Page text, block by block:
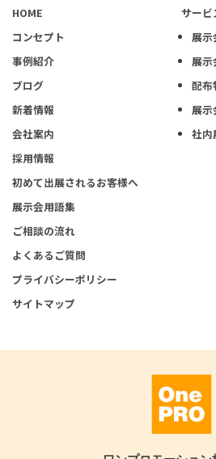
HOME
コンセプト
事例紹介
ブログ
新着情報
会社案内
採用情報
サービ
展示
展示
配布
展示
社内
初めて出展されるお客様へ
展示会用語集
ご相談の流れ
よくあるご質問
プライバシーポリシー
サイトマップ